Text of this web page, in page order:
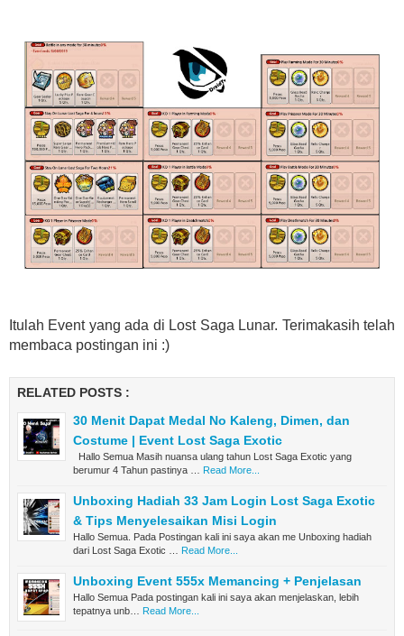
Itulah Event yang ada di Lost Saga Lunar. Terimakasih telah
membaca postingan ini :)
RELATED POSTS :
30 Menit Dapat Medal No Kaleng, Dimen, dan
Costume | Event Lost Saga Exotic
Hallo Semua Masih nuansa ulang tahun Lost Saga Exotic yang
berumur 4 Tahun pastinya …
Read More...
Unboxing Hadiah 33 Jam Login Lost Saga Exotic
& Tips Menyelesaikan Misi Login
Hallo Semua. Pada Postingan kali ini saya akan me Unboxing hadiah
dari Lost Saga Exotic …
Read More...
Unboxing Event 555x Memancing + Penjelasan
Hallo Semua Pada postingan kali ini saya akan menjelaskan, lebih
tepatnya unb…
Read More...